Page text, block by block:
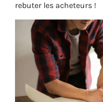
rebuter les acheteurs !